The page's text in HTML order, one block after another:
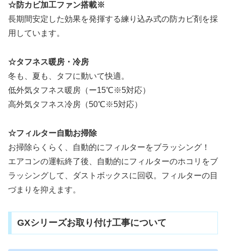
☆防カビ加工ファン搭載※
長期間安定した効果を発揮する練り込み式の防カビ剤を採
用しています。
☆タフネス暖房・冷房
冬も、夏も、タフに動いて快適。
低外気タフネス暖房（ー15℃※5対応）
高外気タフネス冷房（50℃※5対応）
☆フィルター自動お掃除
お掃除らくらく、自動的にフィルターをブラッシング！
エアコンの運転終了後、自動的にフィルターのホコリをブ
ラッシングして、ダストボックスに回収。フィルターの目
づまりを抑えます。
GXシリーズお取り付け工事について